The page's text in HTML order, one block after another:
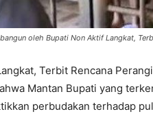
oleh Bupati Non Aktif Langkat,
Terbit Rencana
Mantan Bupati yang
perbudakan terhadap